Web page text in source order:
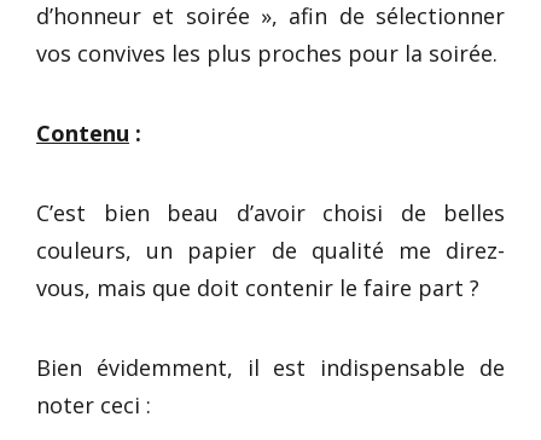
d’honneur et soirée », afin de sélectionner
vos convives les plus proches pour la soirée.
Contenu :
C’est bien beau d’avoir choisi de belles
couleurs, un papier de qualité me direz-
vous, mais que doit contenir le faire part ?
Bien évidemment, il est indispensable de
noter ceci :